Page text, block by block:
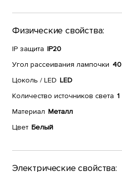
Физические свойства:
IP защита IP20
Угол рассеивания лампочки 40
Цоколь / LED LED
Количество источников света 1
Материал Металл
Цвет Белый
Электрические свойства: